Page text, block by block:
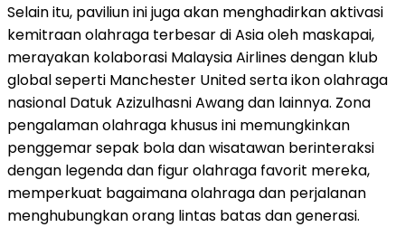
Selain itu, paviliun ini juga akan menghadirkan aktivasi
kemitraan olahraga terbesar di Asia oleh maskapai,
merayakan kolaborasi Malaysia Airlines dengan klub
global seperti Manchester United serta ikon olahraga
nasional Datuk Azizulhasni Awang dan lainnya. Zona
pengalaman olahraga khusus ini memungkinkan
penggemar sepak bola dan wisatawan berinteraksi
dengan legenda dan figur olahraga favorit mereka,
memperkuat bagaimana olahraga dan perjalanan
menghubungkan orang lintas batas dan generasi.